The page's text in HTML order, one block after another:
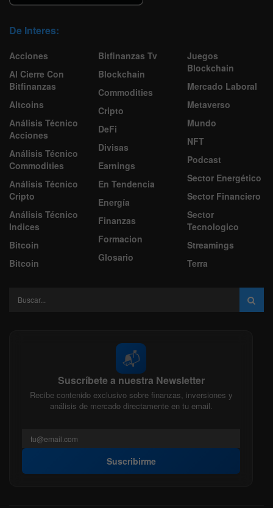
De Interes:
Acciones
Al Cierre Con
Bitfinanzas
Altcoins
Análisis Técnico
Acciones
Análisis Técnico
Commodities
Análisis Técnico
Cripto
Análisis Técnico
Indices
Bitcoin
Bitcoin
Bitfinanzas Tv
Blockchain
Commodities
Cripto
DeFi
Divisas
Earnings
En Tendencia
Energía
Finanzas
Formacion
Glosario
Juegos
Blockchain
Mercado Laboral
Metaverso
Mundo
NFT
Podcast
Sector Energético
Sector Financiero
Sector
Tecnologico
Streamings
Terra
📬
Suscríbete a nuestra Newsletter
Recibe contenido exclusivo sobre finanzas, inversiones y
análisis de mercado directamente en tu email.
Suscribirme